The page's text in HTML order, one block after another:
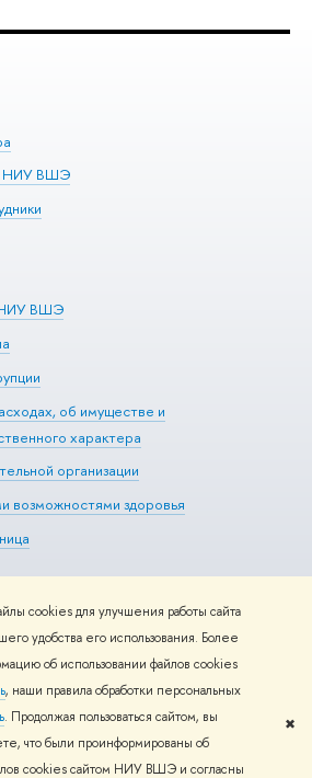
cookies для улучшения работы сайта
удобства его использования. Более
об использовании файлов cookies
, наши правила обработки персональных
. Продолжая пользоваться сайтом, вы
что были проинформированы об
cookies сайтом НИУ ВШЭ и согласны
✖
НИУ ВШЭ
НИУ ВШЭ
об имуществе и
характера
организации
возможностями здоровья
Редактору
Адреса и контакты Условия
Политика конфиденциальности
Карта
Slab разработаны вШколе дизайна НИУ